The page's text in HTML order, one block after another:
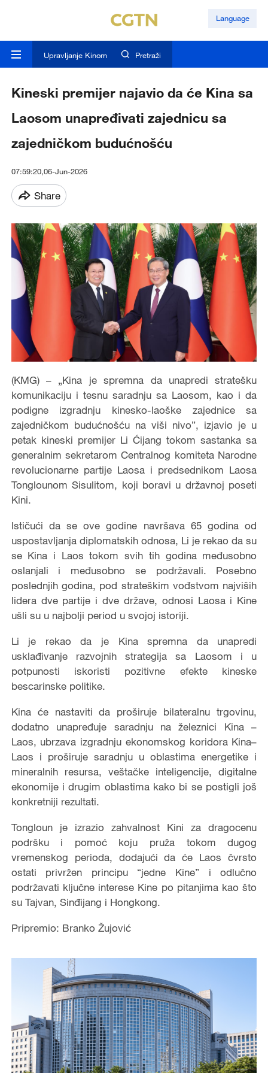
Language
Upravljanje Kinom Pretraži
Kineski premijer najavio da će Kina sa
Laosom unapređivati zajednicu sa
zajedničkom budućnošću
07:59:20,06-Jun-2026
Share
(KMG) – „Kina je spremna da unapredi stratešku
komunikaciju i tesnu saradnju sa Laosom, kao i da
podigne izgradnju kinesko-laoške zajednice sa
zajedničkom budućnošću na viši nivo”, izjavio je u
petak kineski premijer Li Ćijang tokom sastanka sa
generalnim sekretarom Centralnog komiteta Narodne
revolucionarne partije Laosa i predsednikom Laosa
Tonglounom Sisulitom, koji boravi u državnoj poseti
Kini.
Ističući da se ove godine navršava 65 godina od
uspostavljanja diplomatskih odnosa, Li je rekao da su
se Kina i Laos tokom svih tih godina međusobno
oslanjali i međusobno se podržavali. Posebno
poslednjih godina, pod strateškim vođstvom najviših
lidera dve partije i dve države, odnosi Laosa i Kine
ušli su u najbolji period u svojoj istoriji.
Li je rekao da je Kina spremna da unapredi
usklađivanje razvojnih strategija sa Laosom i u
potpunosti iskoristi pozitivne efekte kineske
bescarinske politike.
Kina će nastaviti da proširuje bilateralnu trgovinu,
dodatno unapređuje saradnju na železnici Kina –
Laos, ubrzava izgradnju ekonomskog koridora Kina–
Laos i proširuje saradnju u oblastima energetike i
mineralnih resursa, veštačke inteligencije, digitalne
ekonomije i drugim oblastima kako bi se postigli još
konkretniji rezultati.
Tongloun je izrazio zahvalnost Kini za dragocenu
podršku i pomoć koju pruža tokom dugog
vremenskog perioda, dodajući da će Laos čvrsto
ostati privržen principu “jedne Kine” i odlučno
podržavati ključne interese Kine po pitanjima kao što
su Tajvan, Sinđijang i Hongkong.
Pripremio: Branko Žujović